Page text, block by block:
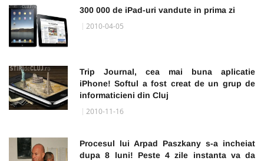
300 000 de iPad-uri vandute in prima zi
2010-04-05
Trip Journal, cea mai buna aplicatie
iPhone! Softul a fost creat de un grup de
informaticieni din Cluj
2010-11-16
Procesul lui Arpad Paszkany s-a incheiat
dupa 8 luni! Peste 4 zile instanta va da